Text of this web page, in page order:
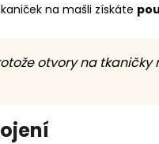
na mašli získáte
otvory na tkaničky